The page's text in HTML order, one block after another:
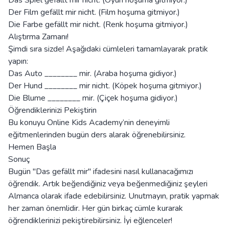
Der Film gefällt mir nicht. (Film hoşuma gitmiyor.)
Die Farbe gefällt mir nicht. (Renk hoşuma gitmiyor.)
Alıştırma Zamanı!
Şimdi sıra sizde! Aşağıdaki cümleleri tamamlayarak pratik
yapın:
Das Auto ________ mir. (Araba hoşuma gidiyor.)
Der Hund ________ mir nicht. (Köpek hoşuma gitmiyor.)
Die Blume ________ mir. (Çiçek hoşuma gidiyor.)
Öğrendiklerinizi Pekiştirin
Bu konuyu Online Kids Academy’nin deneyimli
eğitmenlerinden bugün ders alarak öğrenebilirsiniz.
Hemen Başla
Sonuç
Bugün "Das gefällt mir" ifadesini nasıl kullanacağımızı
öğrendik. Artık beğendiğiniz veya beğenmediğiniz şeyleri
Almanca olarak ifade edebilirsiniz. Unutmayın, pratik yapmak
her zaman önemlidir. Her gün birkaç cümle kurarak
öğrendiklerinizi pekiştirebilirsiniz. İyi eğlenceler!